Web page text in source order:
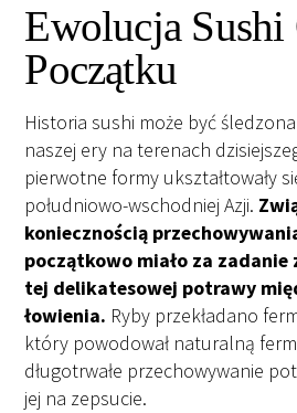
Ewolucja Sushi
Początku
Historia sushi może być
naszej ery na terenach
pierwotne formy ukształtowały
południowo-wschodniej Azji.
koniecznością
początkowo miało za zadanie
tej delikatesowej potrawy
łowienia. Ryby przekładano
który powodował naturalną
długotrwałe przechowywanie
jej na zepsucie.